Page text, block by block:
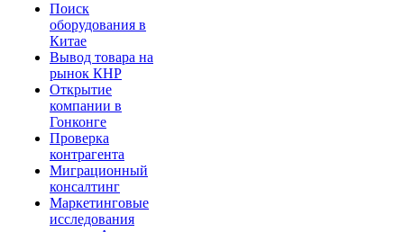
Поиск
оборудования в
Китае
Вывод товара на
рынок КНР
Открытие
компании в
Гонконге
Проверка
контрагента
Миграционный
консалтинг
Маркетинговые
исследования